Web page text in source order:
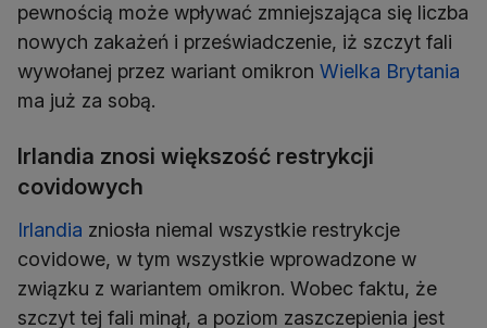
pewnością może wpływać zmniejszająca się liczba
nowych zakażeń i przeświadczenie, iż szczyt fali
wywołanej przez wariant omikron Wielka Brytania
ma już za sobą.
Irlandia znosi większość restrykcji
covidowych
Irlandia zniosła niemal wszystkie restrykcje
covidowe, w tym wszystkie wprowadzone w
związku z wariantem omikron. Wobec faktu, że
szczyt tej fali minął, a poziom zaszczepienia jest